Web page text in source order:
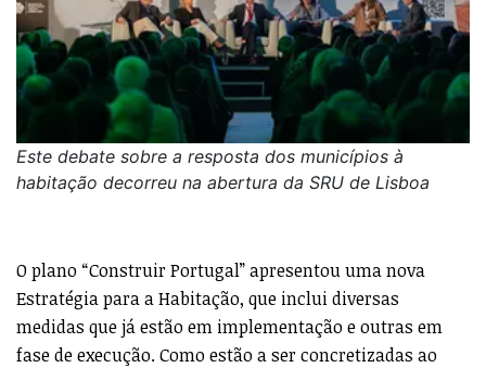
Este debate sobre a resposta dos municípios à
habitação decorreu na abertura da SRU de Lisboa
O plano “Construir Portugal” apresentou uma nova
Estratégia para a Habitação, que inclui diversas
medidas que já estão em implementação e outras em
fase de execução. Como estão a ser concretizadas ao